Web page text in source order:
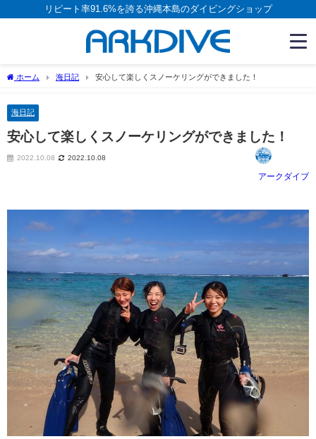
リピート率91.6%を誇る沖縄本島のダイビングショップ
ホーム 海日記 安心して楽しくスノーケリングができました！
海日記
安心して楽しくスノーケリングができました！
2022.10.08 2022.10.08
アークダイブ